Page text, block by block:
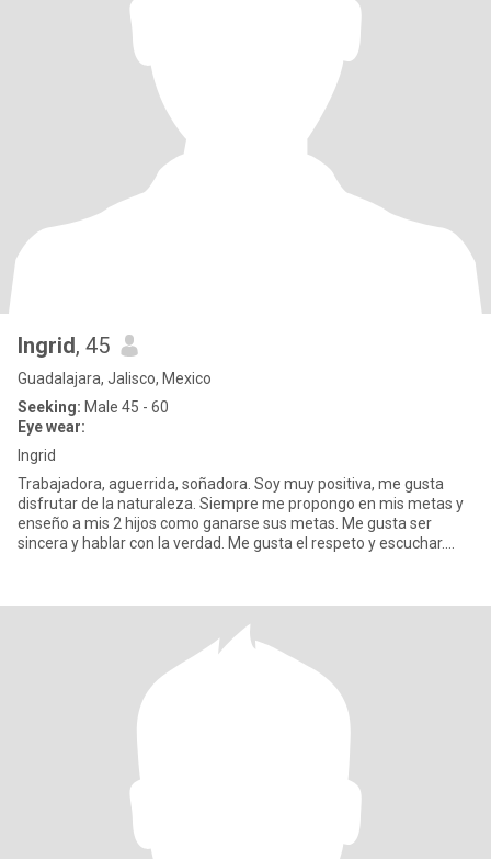
Ingrid, 45
Guadalajara, Jalisco, Mexico
Seeking: Male 45 - 60
Eye wear:
Ingrid
Trabajadora, aguerrida, soñadora. Soy muy positiva, me gusta
disfrutar de la naturaleza. Siempre me propongo en mis metas y
enseño a mis 2 hijos como ganarse sus metas. Me gusta ser
sincera y hablar con la verdad. Me gusta el respeto y escuchar.